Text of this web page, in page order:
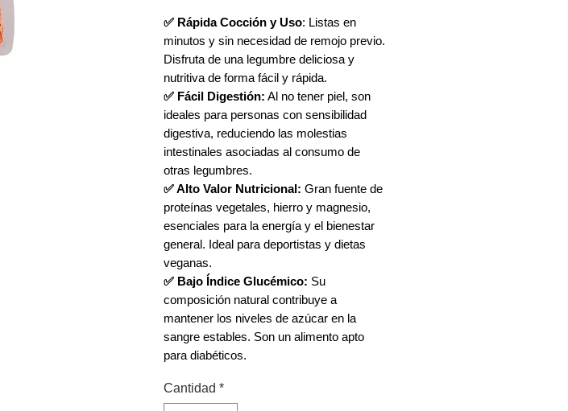
✅ Rápida Cocción y Uso: Listas en
minutos y sin necesidad de remojo previo.
Disfruta de una legumbre deliciosa y
nutritiva de forma fácil y rápida.
✅ Fácil Digestión: Al no tener piel, son
ideales para personas con sensibilidad
digestiva, reduciendo las molestias
intestinales asociadas al consumo de
otras legumbres.
✅ Alto Valor Nutricional: Gran fuente de
proteínas vegetales, hierro y magnesio,
esenciales para la energía y el bienestar
general. Ideal para deportistas y dietas
veganas.
✅ Bajo Índice Glucémico: Su
composición natural contribuye a
mantener los niveles de azúcar en la
sangre estables. Son un alimento apto
para diabéticos.
Cantidad *